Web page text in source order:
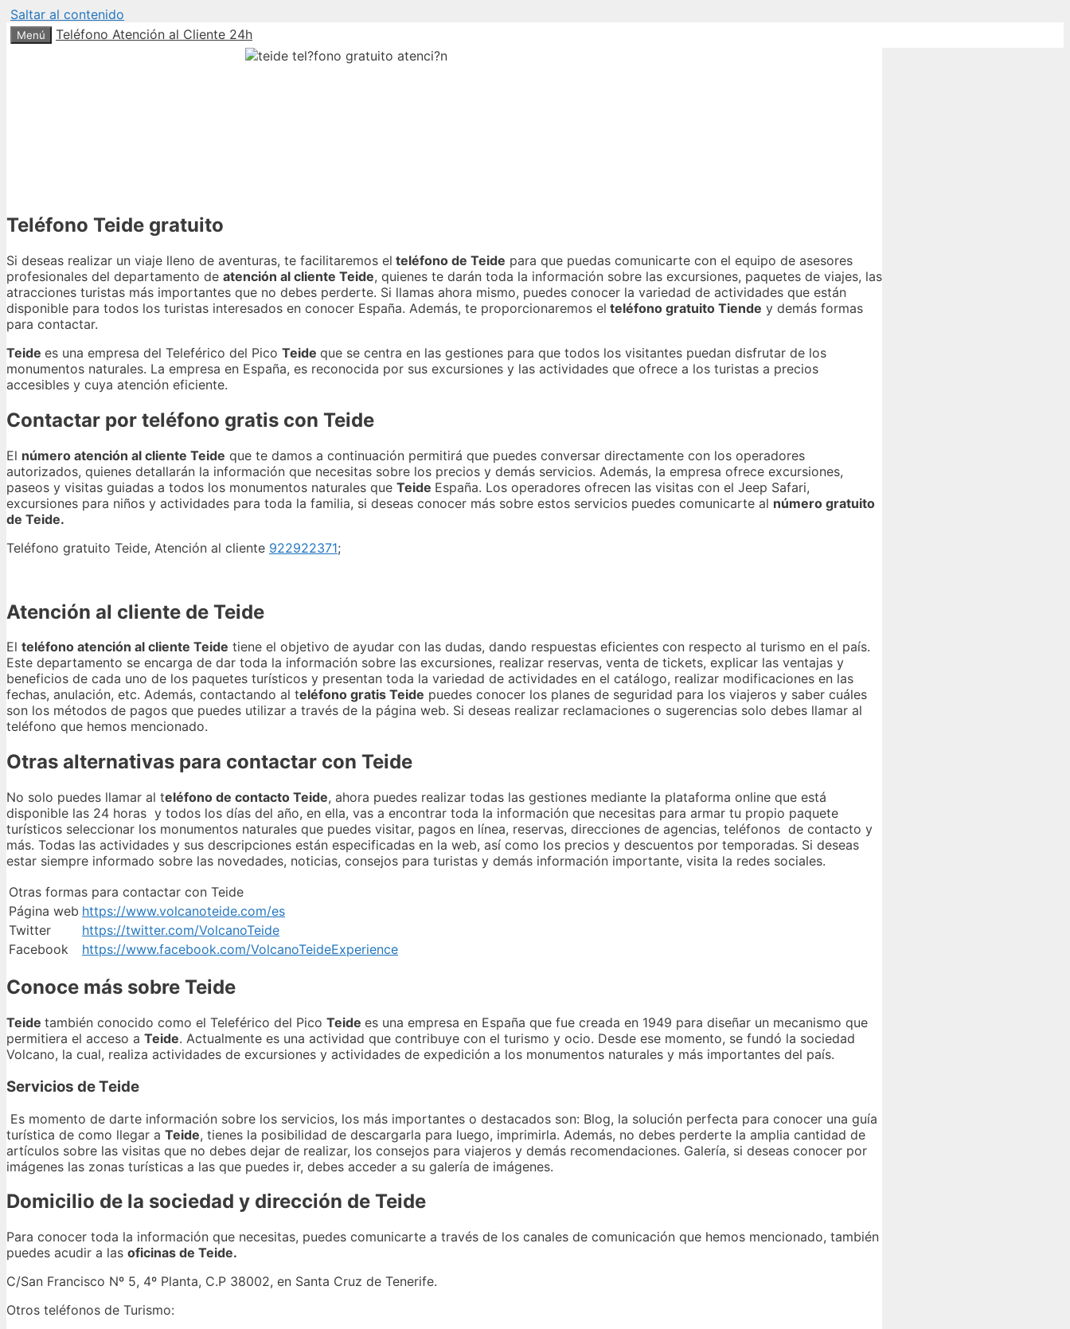
Saltar al contenido
Menú Teléfono Atención al Cliente 24h
Teléfono Teide gratuito
Si deseas realizar un viaje lleno de aventuras, te facilitaremos el teléfono de Teide para que puedas comunicarte con el equipo de asesores
profesionales del departamento de atención al cliente Teide, quienes te darán toda la información sobre las excursiones, paquetes de viajes, las
atracciones turistas más importantes que no debes perderte. Si llamas ahora mismo, puedes conocer la variedad de actividades que están
disponible para todos los turistas interesados en conocer España. Además, te proporcionaremos el teléfono gratuito Tiende y demás formas
para contactar.
Teide es una empresa del Teleférico del Pico Teide que se centra en las gestiones para que todos los visitantes puedan disfrutar de los
monumentos naturales. La empresa en España, es reconocida por sus excursiones y las actividades que ofrece a los turistas a precios
accesibles y cuya atención eficiente.
Contactar por teléfono gratis con Teide
El número atención al cliente Teide que te damos a continuación permitirá que puedes conversar directamente con los operadores
autorizados, quienes detallarán la información que necesitas sobre los precios y demás servicios. Además, la empresa ofrece excursiones,
paseos y visitas guiadas a todos los monumentos naturales que Teide España. Los operadores ofrecen las visitas con el Jeep Safari,
excursiones para niños y actividades para toda la familia, si deseas conocer más sobre estos servicios puedes comunicarte al número gratuito
de Teide.
Teléfono gratuito Teide, Atención al cliente 922922371;
Atención al cliente de Teide
El teléfono atención al cliente Teide tiene el objetivo de ayudar con las dudas, dando respuestas eficientes con respecto al turismo en el país.
Este departamento se encarga de dar toda la información sobre las excursiones, realizar reservas, venta de tickets, explicar las ventajas y
beneficios de cada uno de los paquetes turísticos y presentan toda la variedad de actividades en el catálogo, realizar modificaciones en las
fechas, anulación, etc. Además, contactando al teléfono gratis Teide puedes conocer los planes de seguridad para los viajeros y saber cuáles
son los métodos de pagos que puedes utilizar a través de la página web. Si deseas realizar reclamaciones o sugerencias solo debes llamar al
teléfono que hemos mencionado.
Otras alternativas para contactar con Teide
No solo puedes llamar al teléfono de contacto Teide, ahora puedes realizar todas las gestiones mediante la plataforma online que está
disponible las 24 horas y todos los días del año, en ella, vas a encontrar toda la información que necesitas para armar tu propio paquete
turísticos seleccionar los monumentos naturales que puedes visitar, pagos en línea, reservas, direcciones de agencias, teléfonos de contacto y
más. Todas las actividades y sus descripciones están especificadas en la web, así como los precios y descuentos por temporadas. Si deseas
estar siempre informado sobre las novedades, noticias, consejos para turistas y demás información importante, visita la redes sociales.
Otras formas para contactar con Teide
Página web https://www.volcanoteide.com/es
Twitter
https://twitter.com/VolcanoTeide
Facebook
https://www.facebook.com/VolcanoTeideExperience
Conoce más sobre Teide
Teide también conocido como el Teleférico del Pico Teide es una empresa en España que fue creada en 1949 para diseñar un mecanismo que
permitiera el acceso a Teide. Actualmente es una actividad que contribuye con el turismo y ocio. Desde ese momento, se fundó la sociedad
Volcano, la cual, realiza actividades de excursiones y actividades de expedición a los monumentos naturales y más importantes del país.
Servicios de Teide
Es momento de darte información sobre los servicios, los más importantes o destacados son: Blog, la solución perfecta para conocer una guía
turística de como llegar a Teide, tienes la posibilidad de descargarla para luego, imprimirla. Además, no debes perderte la amplia cantidad de
artículos sobre las visitas que no debes dejar de realizar, los consejos para viajeros y demás recomendaciones. Galería, si deseas conocer por
imágenes las zonas turísticas a las que puedes ir, debes acceder a su galería de imágenes.
Domicilio de la sociedad y dirección de Teide
Para conocer toda la información que necesitas, puedes comunicarte a través de los canales de comunicación que hemos mencionado, también
puedes acudir a las oficinas de Teide.
C/San Francisco Nº 5, 4º Planta, C.P 38002, en Santa Cruz de Tenerife.
Otros teléfonos de Turismo: